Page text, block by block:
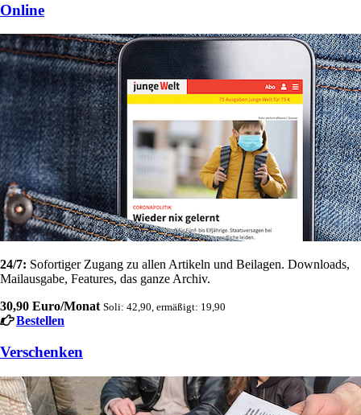
Online
24/7: Sofortiger Zugang zu allen Artikeln und Beilagen. Downloads,
Mailausgabe, Features, das ganze Archiv.
30,90 Euro/Monat Soli: 42,90, ermäßigt: 19,90
Bestellen
Verschenken